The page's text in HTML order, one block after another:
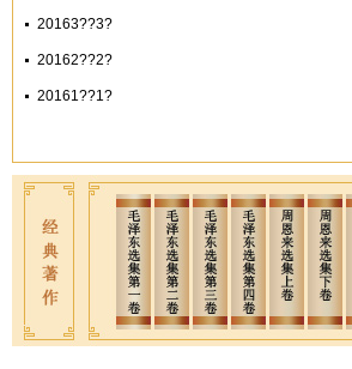
20163??3?
20162??2?
20161??1?